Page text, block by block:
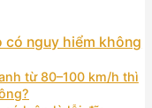
có nguy hiểm không
từ 80–100 km/h thì